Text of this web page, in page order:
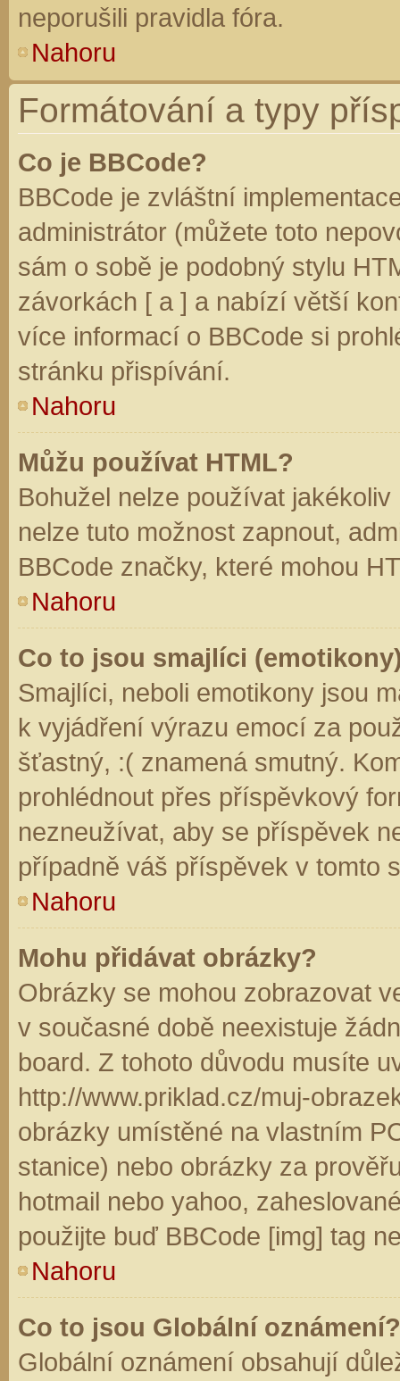
neporušili pravidla fóra.
Nahoru
Formátování a typy
Co je BBCode?
BBCode je zvláštní
administrátor (můžete toto
sám o sobě je podobný stylu
závorkách [ a ] a nabízí větší
více informací o BBCode si
stránku přispívání.
Nahoru
Můžu používat HTML?
Bohužel nelze používat
nelze tuto možnost zapnout,
BBCode značky, které mohou
Nahoru
Co to jsou smajlíci
Smajlíci, neboli emotikony jsou
k vyjádření výrazu emocí za
šťastný, :( znamená smutný.
prohlédnout přes příspěvkový
nezneužívat, aby se příspěvek
případně váš příspěvek v tomto
Nahoru
Mohu přidávat obrázky?
Obrázky se mohou zobrazovat
v současné době neexistuje
board. Z tohoto důvodu musíte
http://www.priklad.cz/muj-
obrázky umístěné na vlastním
stanice) nebo obrázky za
hotmail nebo yahoo,
použijte buď BBCode [img] tag
Nahoru
Co to jsou Globální oznámení?
Globální oznámení obsahují